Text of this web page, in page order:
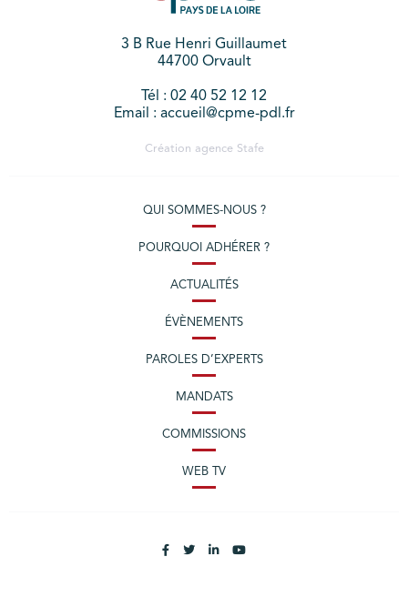
3 B Rue Henri Guillaumet
44700 Orvault
Tél : 02 40 52 12 12
Email : accueil@cpme-pdl.fr
Création agence Stafe
QUI SOMMES-NOUS ?
POURQUOI ADHÉRER ?
ACTUALITÉS
ÉVÈNEMENTS
PAROLES D’EXPERTS
MANDATS
COMMISSIONS
WEB TV